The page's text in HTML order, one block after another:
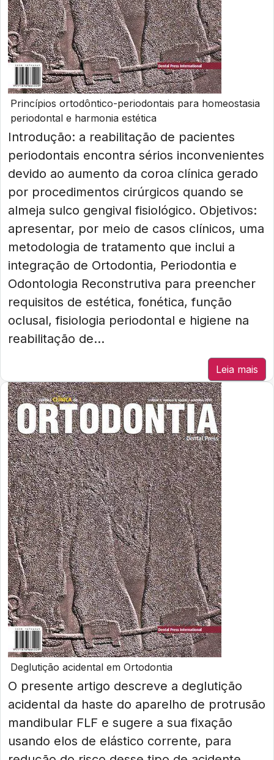
Princípios ortodôntico-periodontais para homeostasia
periodontal e harmonia estética
Introdução: a reabilitação de pacientes
periodontais encontra sérios inconvenientes
devido ao aumento da coroa clínica gerado
por procedimentos cirúrgicos quando se
almeja sulco gengival fisiológico. Objetivos:
apresentar, por meio de casos clínicos, uma
metodologia de tratamento que inclui a
integração de Ortodontia, Periodontia e
Odontologia Reconstrutiva para preencher
requisitos de estética, fonética, função
oclusal, fisiologia periodontal e higiene na
reabilitação de...
Leia mais
Deglutição acidental em Ortodontia
O presente artigo descreve a deglutição
acidental da haste do aparelho de protrusão
mandibular FLF e sugere a sua fixação
usando elos de elástico corrente, para